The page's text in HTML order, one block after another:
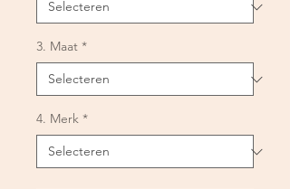
3. Maat *
4. Merk *